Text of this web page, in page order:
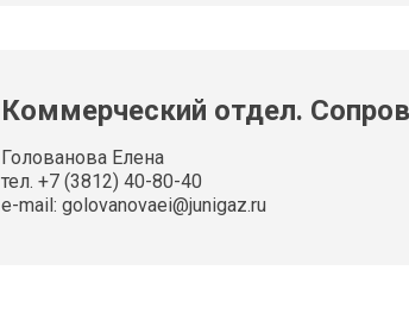
Коммерческий отдел.
Голованова Елена
тел. +7 (3812) 40-80-40
e-mail: golovanovaei@junigaz.ru